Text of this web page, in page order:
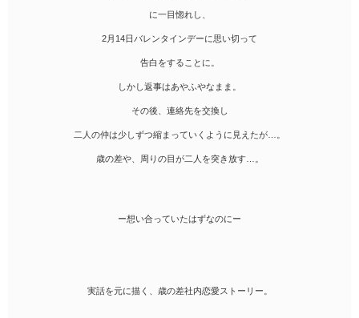
に一目惚れし、
2月14日バレンタインデーに思い切って
告白をすることに。
しかし返事はあやふやなまま。
その後、連絡先を交換し
二人の仲は少しずつ縮まっていくように見えたが…。
歳の差や、周りの目が二人を突き放す…。
ー想い合っていたはずなのにー
実話を元に描く、歳の差社内恋愛ストーリー。